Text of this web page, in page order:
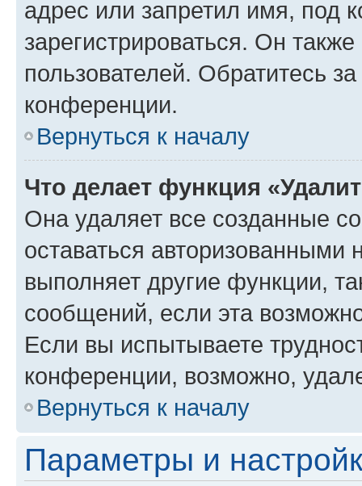
адрес или запретил имя, под
зарегистрироваться. Он
пользователей. Обратитесь
конференции.
Вернуться к началу
Что делает функция
Она удаляет все созданные
оставаться авторизованными
выполняет другие функции,
сообщений, если эта
Если вы испытываете
конференции, возможно,
Вернуться к началу
Параметры и